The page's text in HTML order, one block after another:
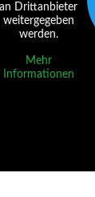
an Drittanbieter
weitergegeben
werden.
Mehr
Informationen